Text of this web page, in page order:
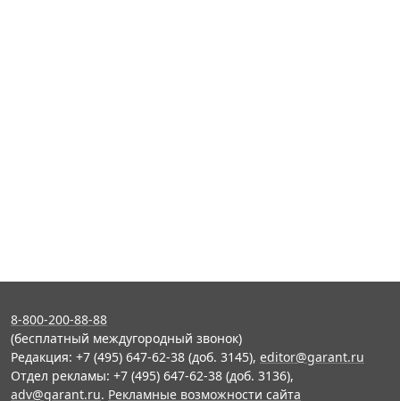
8-800-200-88-88
(бесплатный междугородный звонок)
Редакция: +7 (495) 647-62-38 (доб. 3145), editor@garant.ru
Отдел рекламы: +7 (495) 647-62-38 (доб. 3136),
adv@garant.ru. Рекламные возможности сайта